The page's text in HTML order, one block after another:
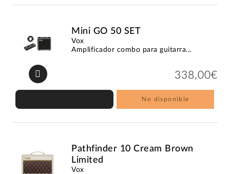
Mini GO 50 SET
Vox
Amplificador combo para guitarra...
338,00€
No disponible
Pathfinder 10 Cream Brown
Limited
Vox